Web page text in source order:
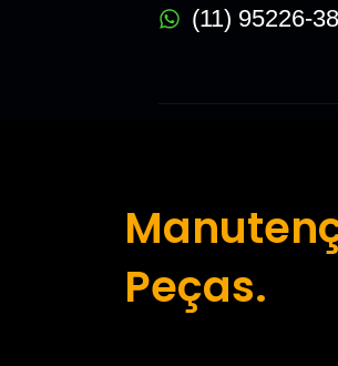
(11) 95226-
Peças.